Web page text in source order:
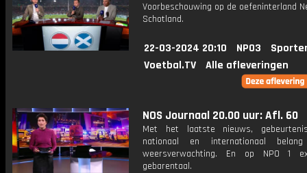
Voorbeschouwing op de oefeninterland
Schotland.
22-03-2024 20:10 NPO3
Voetbal.TV
Alle afleveringen
NOS Journaal 20.00 uur: Afl. 60
Met het laatste nieuws,
nationaal en internationaal
weersverwachting. En op NPO 1
gebarentaal.